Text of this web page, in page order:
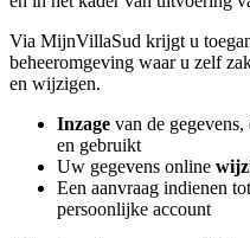
Via MijnVillaSud krijgt u
beheeromgeving waar u zelf
en wijzigen.
Inzage van de
en gebruikt
Uw gegevens online
Een aanvraag indienen
persoonlijke account